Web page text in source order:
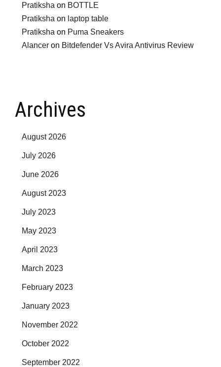
Pratiksha on BOTTLE
Pratiksha on laptop table
Pratiksha on Puma Sneakers
Alancer on Bitdefender Vs Avira Antivirus Review
Archives
August 2026
July 2026
June 2026
August 2023
July 2023
May 2023
April 2023
March 2023
February 2023
January 2023
November 2022
October 2022
September 2022